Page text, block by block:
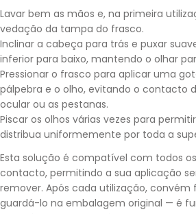
Lavar bem as mãos e, na primeira
vedação da tampa do frasco.
Inclinar a cabeça para trás e puxar
inferior para baixo, mantendo o olhar
Pressionar o frasco para aplicar uma
pálpebra e o olho, evitando o contacto
ocular ou as pestanas.
Piscar os olhos várias vezes para
distribua uniformemente por toda a
Esta solução é compatível com todos
contacto, permitindo a sua aplicação
remover. Após cada utilização,
guardá-lo na embalagem original — é